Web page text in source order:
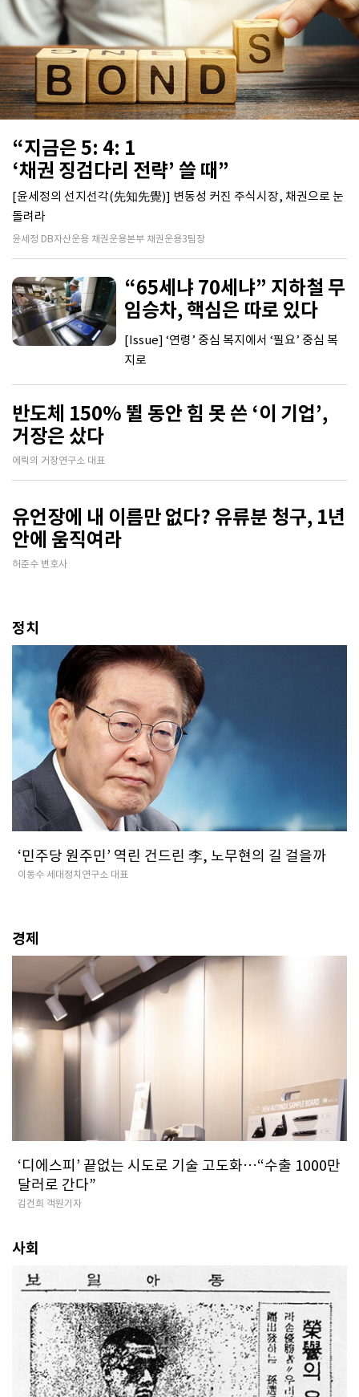
“지금은 5: 4: 1
‘채권 징검다리 전략’ 쓸 때”
[윤세정의 선지선각(先知先覺)] 변동성 커진 주식시장, 채권으로 눈
돌려라
윤세정 DB자산운용 채권운용본부 채권운용3팀장
“65세냐 70세냐” 지하철 무
임승차, 핵심은 따로 있다
[Issue] ‘연령’ 중심 복지에서 ‘필요’ 중심 복
지로
반도체 150% 뛸 동안 힘 못 쓴 ‘이 기업’,
거장은 샀다
에릭의 거장연구소 대표
유언장에 내 이름만 없다? 유류분 청구, 1년
안에 움직여라
허준수 변호사
정치
‘민주당 원주민’ 역린 건드린 李, 노무현의 길 걸을까
이동수 세대정치연구소 대표
경제
‘디에스피’ 끝없는 시도로 기술 고도화…“수출 1000만
달러로 간다”
김건희 객원기자
사회